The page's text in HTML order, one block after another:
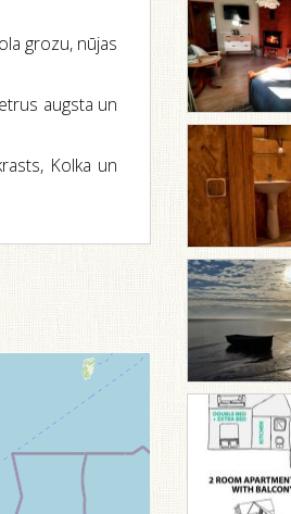
grozu, nūjas
augsta un
Kolka un